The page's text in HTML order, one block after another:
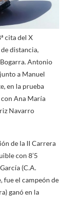
cita del X
distancia,
Antonio
a Manuel
en la prueba
Ana María
Navarro
de la II Carrera
con 8’5
(C.A.
fue el campeón de
ganó en la